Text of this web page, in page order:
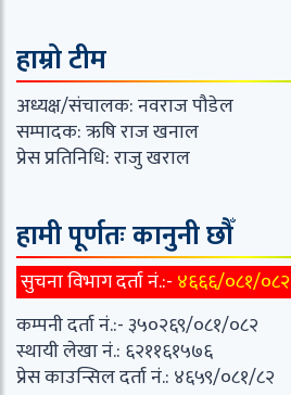
हाम्रो टीम
अध्यक्ष/संचालक: नवराज पौडेल
सम्पादक: ऋषि राज खनाल
प्रेस प्रतिनिधि: राजु खराल
हामी पूर्णतः कानुनी छौँ
सुचना विभाग दर्ता नं.:- ४६६६/०८१/०८२
कम्पनी दर्ता नं.:- ३५०२६९/०८१/०८२
स्थायी लेखा नं.: ६२११६१५७६
प्रेस काउन्सिल दर्ता नं.: ४६५९/०८१/८२